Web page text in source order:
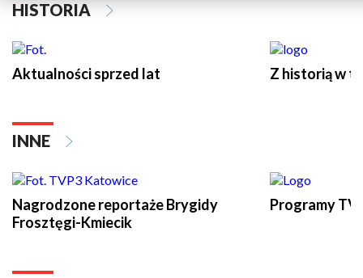
HISTORIA
Aktualności sprzed lat Z historią w
INNE
Nagrodzone reportaże Brygidy
Frosztęgi-Kmiecik
Programy